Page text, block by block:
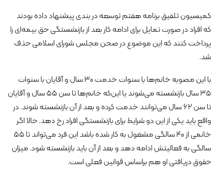
کمیسیون تلفیق برنامه هفتم توسعه در بندی پیشنهاد داده بودند
که افراد در صورت تمایل برای ادامه کار بعد از بازنشستگی حق بیمه‌ای را
پرداخت کنند که این موضوع در صحن مجلس شورای اسلامی حذف
شد.
با این مصوبه خانم‌ها با سنوات خدمت ۳۰ سال و آقایان با سنوات
۳۵ سال بازنشسته می‌شوند یا این‌که خانم‌ها تا سن ۵۵ سال و آقایان
تا سن ۶۲ سال می‌توانند خدمت کرده و بعد از آن بازنشسته شوند. در
واقع باید یکی از این دو شرایط برای بازنشستگی افراد رخ دهد. حالا اگر
خانمی از ۴۰ سالگی مشغول به کار شده باشد این فرد می‌تواند تا ۵۵
سالگی به فعالیتش ادامه دهد و بعد از آن باید بازنشسته شود. میزان
حقوق دریافتی او هم براساس قوانین فعلی است.